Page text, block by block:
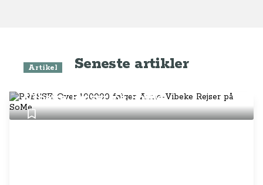
Seneste artikler
Artikel
Vibeke Rejser på SoMe